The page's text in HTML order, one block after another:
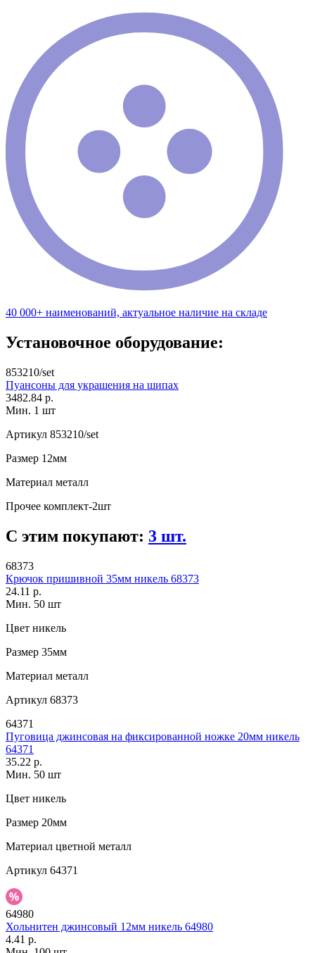
40 000+ наименований, актуальное наличие на складе
Установочное оборудование:
853210/set
Пуансоны для украшения на шипах
3482.84 р.
Мин. 1 шт
Артикул 853210/set
Размер 12мм
Материал металл
Прочее комплект-2шт
С этим покупают: 3 шт.
68373
Крючок пришивной 35мм никель 68373
24.11 р.
Мин. 50 шт
Цвет никель
Размер 35мм
Материал металл
Артикул 68373
64371
Пуговица джинсовая на фиксированной ножке 20мм никель
64371
35.22 р.
Мин. 50 шт
Цвет никель
Размер 20мм
Материал цветной металл
Артикул 64371
64980
Хольнитен джинсовый 12мм никель 64980
4.41 р.